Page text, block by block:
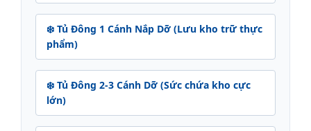
❄️ Tủ Đông 1 Cánh Nắp Dỡ (Lưu kho trữ thực
phẩm)
❄️ Tủ Đông 2-3 Cánh Dỡ (Sức chứa kho cực
lớn)